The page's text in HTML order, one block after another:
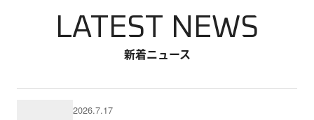
新着ニュース
LATEST NEWS
2026.7.17